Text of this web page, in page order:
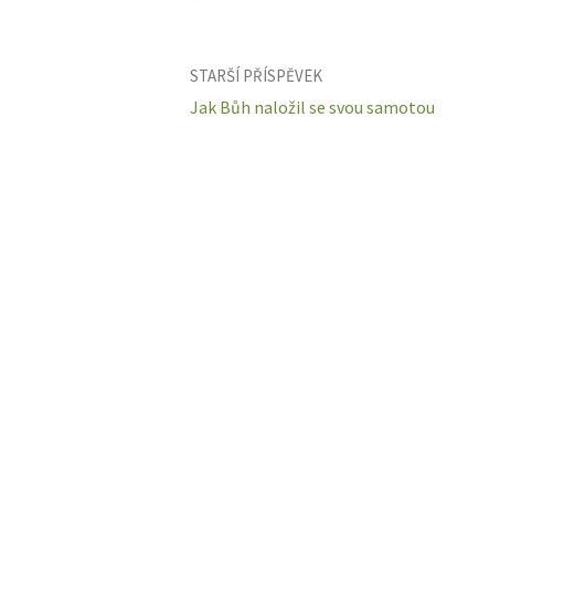
Navigace
pro
STARŠÍ PŘÍSPĚVEK
Jak Bůh naložil se svou samotou